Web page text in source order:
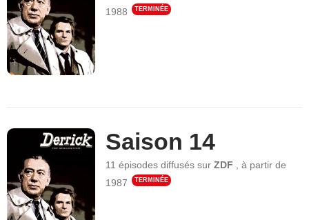
1988
TERMINÉE
Saison 14
11 épisodes diffusés surZDF ,à partir de
1987
TERMINÉE